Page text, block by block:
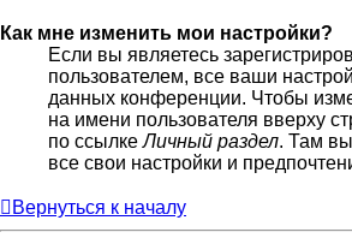
Как мне изменить мои настройки?
Если вы являетесь
пользователем, все ваши
данных конференции. Чтобы
на имени пользователя вверху
по ссылкеЛичный раздел. Там
все свои настройки и
Вернуться к началу